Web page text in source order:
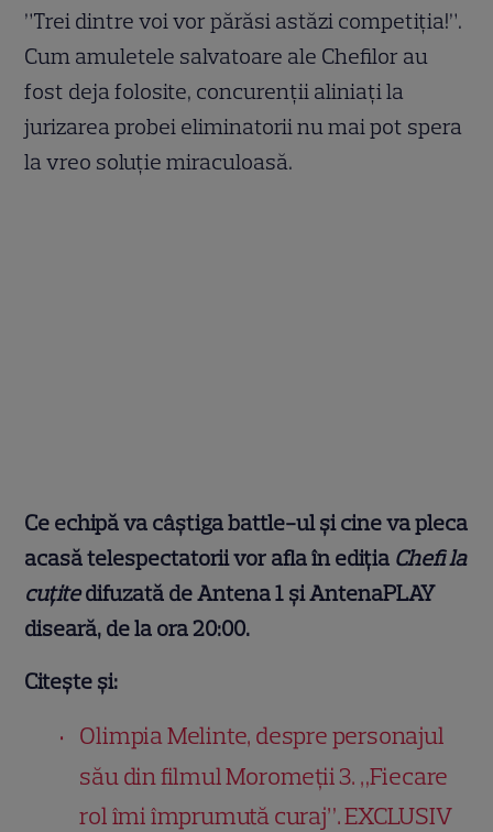
”Trei dintre voi vor părăsi astăzi competiția!”.
Cum amuletele salvatoare ale Chefilor au
fost deja folosite, concurenții aliniați la
jurizarea probei eliminatorii nu mai pot spera
la vreo soluție miraculoasă.
Ce echipă va câștiga battle-ul și cine va pleca
acasă telespectatorii vor afla în ediția Chefi la
cuțitedifuzată de Antena 1 și AntenaPLAY
diseară, de la ora 20:00.
Citește și:
Olimpia Melinte, despre personajul
său din filmul Moromeții 3. „Fiecare
rol îmi împrumută curaj”. EXCLUSIV